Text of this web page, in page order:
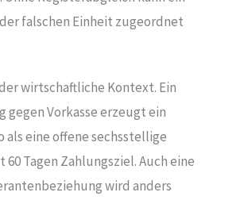
falschen Einheit zugeordnet
wirtschaftliche Kontext. Ein
gegen Vorkasse erzeugt ein
als eine offene sechsstellige
Tagen Zahlungsziel. Auch eine
wird anders